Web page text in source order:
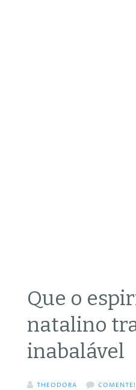
Que o
natalino
inabalável
THEODORA
COMENTE!